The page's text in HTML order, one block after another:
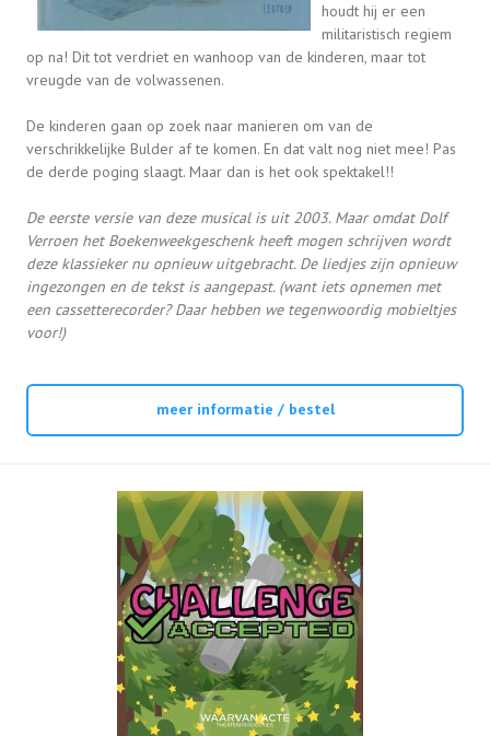
houdt hij er een
militaristisch regiem
op na! Dit tot verdriet en wanhoop van de kinderen, maar tot
vreugde van de volwassenen.
De kinderen gaan op zoek naar manieren om van de
verschrikkelijke Bulder af te komen. En dat valt nog niet mee! Pas
de derde poging slaagt. Maar dan is het ook spektakel!!
De eerste versie van deze musical is uit 2003. Maar omdat Dolf
Verroen het Boekenweekgeschenk heeft mogen schrijven wordt
deze klassieker nu opnieuw uitgebracht. De liedjes zijn opnieuw
ingezongen en de tekst is aangepast. (want iets opnemen met
een cassetterecorder? Daar hebben we tegenwoordig mobieltjes
voor!)
meer informatie / bestel